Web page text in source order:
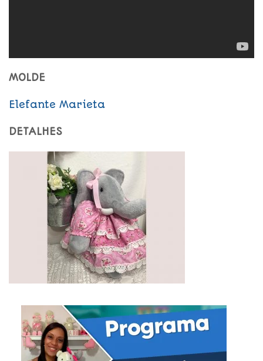
MOLDE
Elefante Marieta
DETALHES